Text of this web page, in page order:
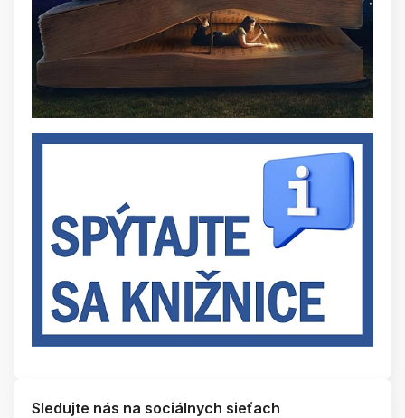
Sledujte nás na sociálnych sieťach